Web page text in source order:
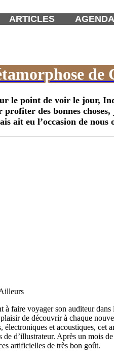
ARTICLES
de
le point de voir le jour,
des bonnes
ait eu l’occasion de nous
à faire voyager son auditeur dans
de découvrir à chaque
et acoustiques,
d’illustrateur. Après un mois
artificielles de très bon goût.